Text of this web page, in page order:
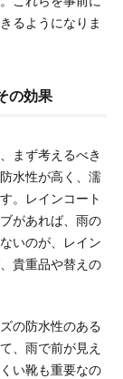
るようになりま
の効果
まず考えるべき
水性が高く、濡
。レインコート
があれば、雨の
いのが、レイン
貴重品や替えの
の防水性のある
、雨で前が見え
い靴も重要なの